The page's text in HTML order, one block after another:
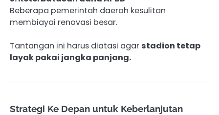
Beberapa pemerintah daerah kesulitan
membiayai renovasi besar.
Tantangan ini harus diatasi agar stadion tetap
layak pakai jangka panjang.
Strategi Ke Depan untuk Keberlanjutan